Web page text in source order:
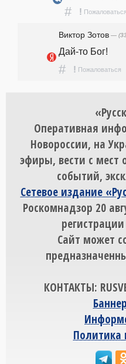
# ! Пожаловаться
Виктор Зотов —
Дай-то Бог!
# ! Пожаловаться
Оперативная
Новороссии, на
эфиры, вести с мест
событий,
Сетевое издание
Роскомнадзор 20
Сайт может
КОНТАКТЫ:
Политика